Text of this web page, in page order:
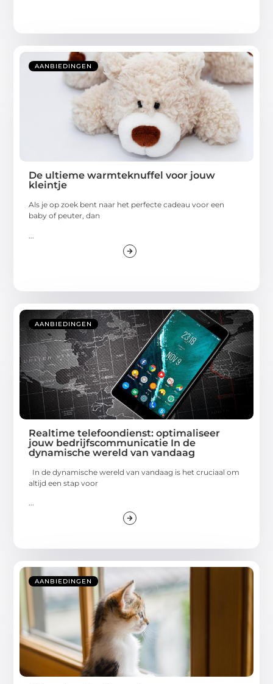
AANBIEDINGEN
De ultieme warmteknuffel voor jouw
kleintje
Als je op zoek bent naar het perfecte cadeau voor een
baby of peuter, dan
AANBIEDINGEN
Realtime telefoondienst: optimaliseer
jouw bedrijfscommunicatie In de
dynamische wereld van vandaag
In de dynamische wereld van vandaag is het cruciaal om
altijd een stap voor
...
AANBIEDINGEN